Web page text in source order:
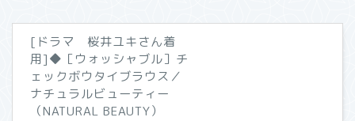
[ドラマ 桜井ユキさん着
用]◆［ウォッシャブル］チ
ェックボウタイブラウス／
ナチュラルビューティー
（NATURAL BEAUTY）